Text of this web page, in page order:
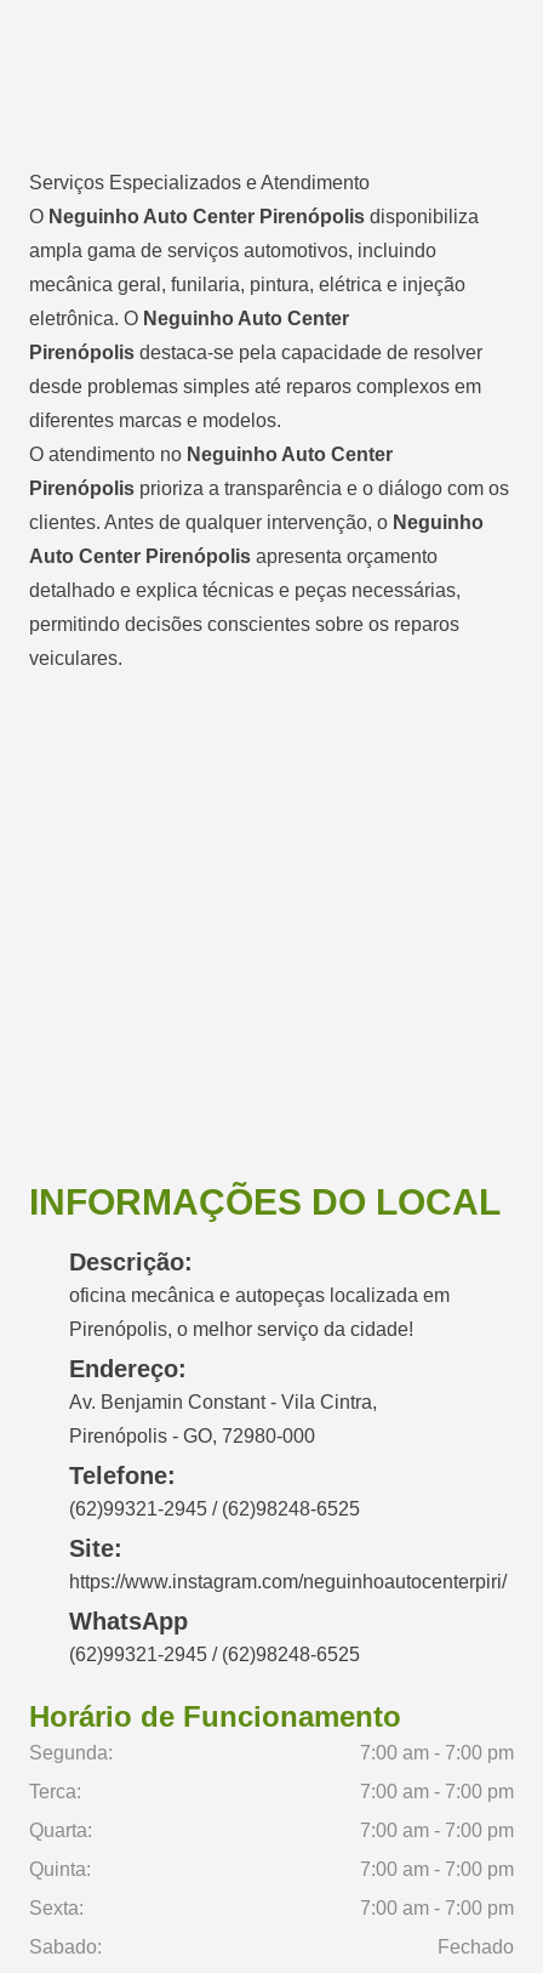
Serviços Especializados e Atendimento
O Neguinho Auto Center Pirenópolis disponibiliza
ampla gama de serviços automotivos, incluindo
mecânica geral, funilaria, pintura, elétrica e injeção
eletrônica. O Neguinho Auto Center
Pirenópolis destaca-se pela capacidade de resolver
desde problemas simples até reparos complexos em
diferentes marcas e modelos.
O atendimento no Neguinho Auto Center
Pirenópolis prioriza a transparência e o diálogo com os
clientes. Antes de qualquer intervenção, o Neguinho
Auto Center Pirenópolis apresenta orçamento
detalhado e explica técnicas e peças necessárias,
permitindo decisões conscientes sobre os reparos
veiculares.
INFORMAÇÕES DO LOCAL
Descrição:
oficina mecânica e autopeças localizada em
Pirenópolis, o melhor serviço da cidade!
Endereço:
Av. Benjamin Constant - Vila Cintra,
Pirenópolis - GO, 72980-000
Telefone:
(62)99321-2945 / (62)98248-6525
Site:
https://www.instagram.com/neguinhoautocenterpiri/
WhatsApp
(62)99321-2945 / (62)98248-6525
Horário de Funcionamento
Segunda:
7:00 am - 7:00 pm
Terca:
7:00 am - 7:00 pm
Quarta:
7:00 am - 7:00 pm
Quinta:
7:00 am - 7:00 pm
Sexta:
7:00 am - 7:00 pm
Sabado:
Fechado